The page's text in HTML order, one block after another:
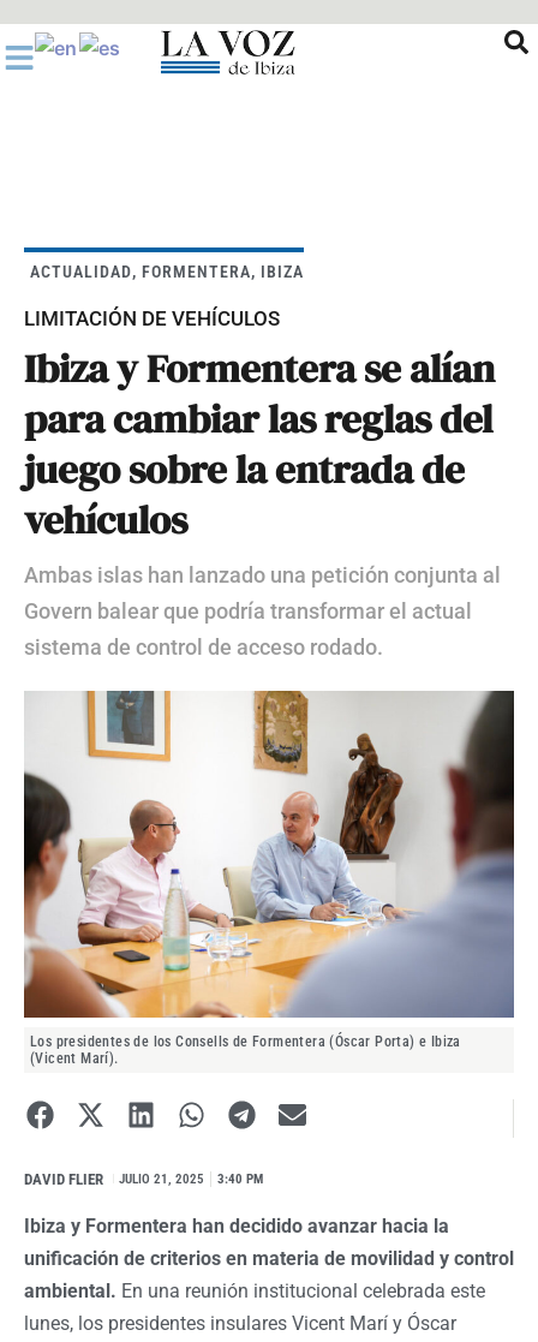
al
contenido
ACTUALIDAD, FORMENTERA, IBIZA
LIMITACIÓN DE VEHÍCULOS
Ibiza y Formentera se alían
para cambiar las reglas del
juego sobre la entrada de
vehículos
Ambas islas han lanzado una petición conjunta al
Govern balear que podría transformar el actual
sistema de control de acceso rodado.
Los presidentes de los Consells de Formentera (Óscar Porta) e Ibiza
(Vicent Marí).
DAVID FLIER JULIO 21, 2025 3:40 PM
Ibiza y Formentera han decidido avanzar hacia la
unificación de criterios en materia de movilidad y control
ambiental. En una reunión institucional celebrada este
lunes, los presidentes insulares Vicent Marí y Óscar